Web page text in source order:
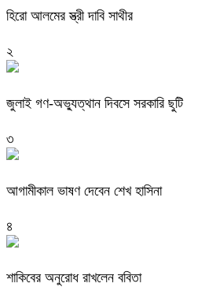
হিরো আলমের স্ত্রী দাবি সাথীর
২
জুলাই গণ-অভ্যুত্থান দিবসে সরকারি ছুটি
৩
আগামীকাল ভাষণ দেবেন শেখ হাসিনা
৪
শাকিবের অনুরোধ রাখলেন ববিতা